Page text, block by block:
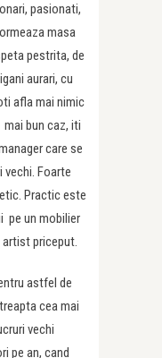
pasionati,
masa
pestrita, de
aurari, cu
afla mai nimic
bun caz, iti
care se
vechi. Foarte
Practic este
pe un mobilier
priceput.
astfel de
cea mai
vechi
pe an, cand